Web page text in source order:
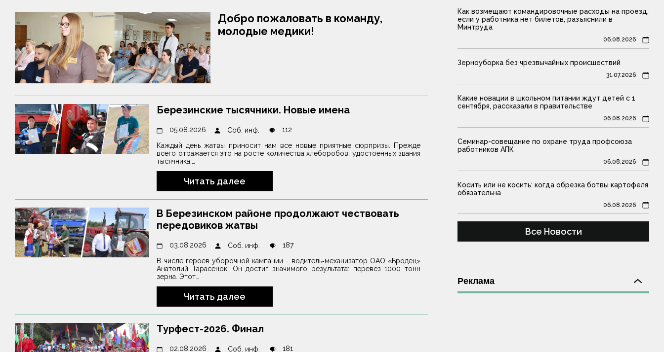
Добро пожаловать в команду,
молодые медики!
Березинские тысячники. Новые имена
05.08.2026 Соб. инф.
112
Каждый день жатвы приносит нам все новые приятные сюрпризы. Прежде
всего отражается это на росте количества хлеборобов, удостоенных звания
тысячника.…
Читать далее
В Березинском районе продолжают чествовать
передовиков жатвы
03.08.2026 Соб. инф.
187
В числе героев уборочной кампании - водитель‑механизатор ОАО «Бродец»
Анатолий Тарасенок. Он достиг значимого результата: перевёз 1000 тонн
зерна. Этот…
Читать далее
Турфест-2026. Финал
02.08.2026 Соб. инф.
181
Как возмещают командировочные расходы на проезд,
если у работника нет билетов, разъяснили в
Минтруда
06.08.2026
Зерноуборка без чрезвычайных происшествий
31.07.2026
Какие новации в школьном питании ждут детей с 1
сентября, рассказали в правительстве
06.08.2026
Семинар-совещание по охране труда профсоюза
работников АПК
06.08.2026
Косить или не косить: когда обрезка ботвы картофеля
обязательна
06.08.2026
Все Новости
Реклама